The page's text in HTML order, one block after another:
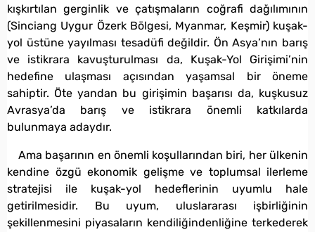
kışkırtılan gerginlik ve çatışmaların coğrafi dağılımının
(Sinciang Uygur Özerk Bölgesi, Myanmar, Keşmir) kuşak-
yol üstüne yayılması tesadüfi değildir. Ön Asya’nın barış
ve istikrara kavuşturulması da, Kuşak-Yol Girişimi’nin
hedefine ulaşması açısından yaşamsal bir öneme
sahiptir. Öte yandan bu girişimin başarısı da, kuşkusuz
Avrasya’da barış ve istikrara önemli katkılarda
bulunmaya adaydır.
Ama başarının en önemli koşullarından biri, her ülkenin
kendine özgü ekonomik gelişme ve toplumsal ilerleme
stratejisi ile kuşak-yol hedeflerinin uyumlu hale
getirilmesidir. Bu uyum, uluslararası işbirliğinin
şekillenmesini piyasaların kendiliğindenliğine terkederek